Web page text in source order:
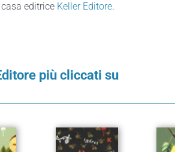
editrice Keller Editore.
più cliccati su